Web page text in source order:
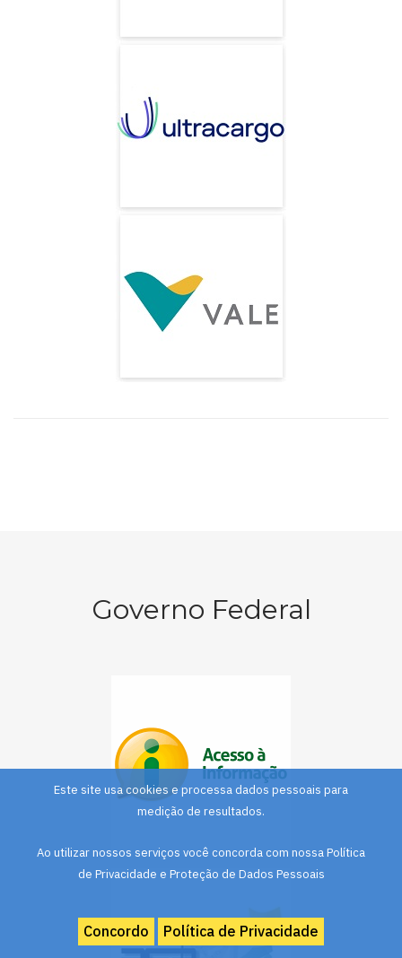
Governo Federal
Este site usa cookies e processa dados pessoais para
medição de resultados.
Ao utilizar nossos serviços você concorda com nossa Política
de Privacidade e Proteção de Dados Pessoais
Concordo Política de Privacidade